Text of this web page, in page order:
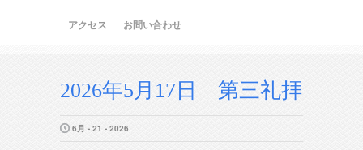
アクセス お問い合わせ
2026年5月17日 第三礼拝
6月 - 21 - 2026